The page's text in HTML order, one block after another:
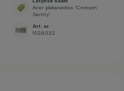
Acer platanoides 'Crimson
Sentry'
Art. nr.
1028032